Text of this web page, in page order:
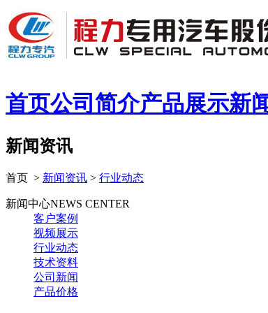
首页公司简介产品展示新
新闻资讯
首页 > 新闻资讯 > 行业动态
新闻中心NEWS CENTER
客户案例
视频展示
行业动态
技术资料
公司新闻
产品价格